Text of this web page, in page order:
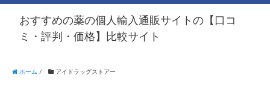
おすすめの薬の個人輸入通販サイトの【口コ
ミ・評判・価格】比較サイト
ホーム / アイドラッグストアー